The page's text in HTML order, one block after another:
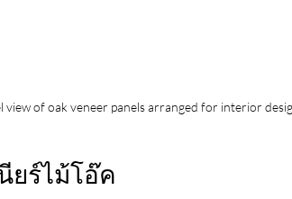
view of oak veneer panels arranged for interior
ยร์ไม้โอ๊ค